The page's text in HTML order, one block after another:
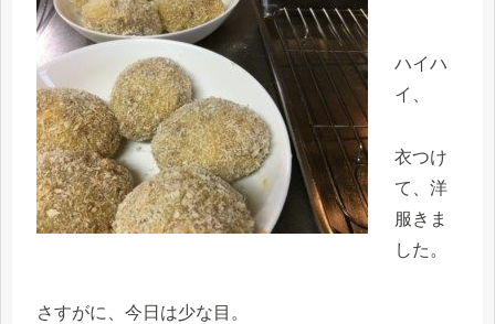
ハイハ
イ、
衣つけ
て、洋
服きま
した。
さすがに、今日は少な目。